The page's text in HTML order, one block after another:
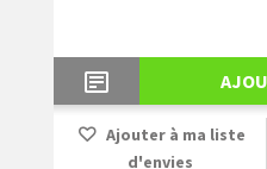
Ajouter à ma liste
d'envies